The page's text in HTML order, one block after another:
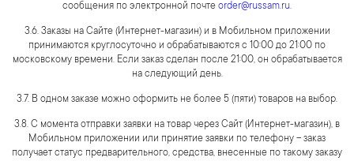
сообщения по электронной почте order@russam.ru.
3.6. Заказы на Сайте (Интернет-магазин) и в Мобильном приложении
принимаются круглосуточно и обрабатываются с 10:00 до 21:00 по
московскому времени. Если заказ сделан после 21:00, он обрабатывается
на следующий день.
3.7. В одном заказе можно оформить не более 5 (пяти) товаров на выбор.
3.8. С момента отправки заявки на товар через Сайт (Интернет-магазин), в
Мобильном приложении или принятие заявки по телефону – заказ
получает статус предварительного, средства, внесенные по такому заказу